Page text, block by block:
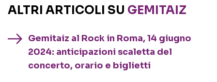
ALTRI ARTICOLI SU GEMITAIZ
Gemitaiz al Rock in Roma, 14 giugno
2024: anticipazioni scaletta del
concerto, orario e biglietti